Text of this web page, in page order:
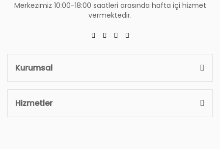
Merkezimiz 10:00-18:00 saatleri arasında hafta içi hizmet
vermektedir.
Kurumsal
Hizmetler